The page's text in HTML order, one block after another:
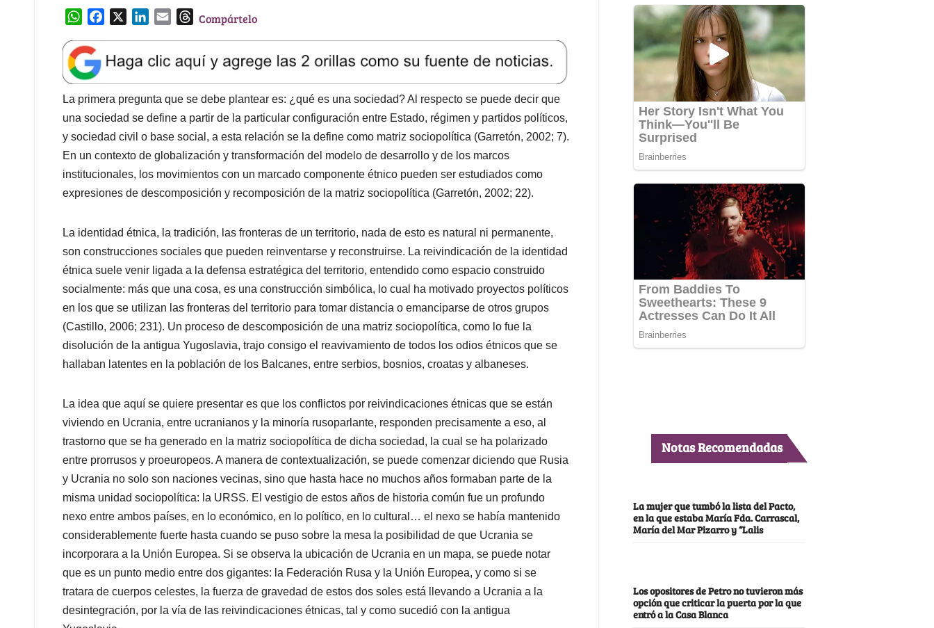
W
a
t
s
A
p
p
e
b
o
o
k
k
e
d
I
n
l
T
e
a
d
s
Compártelo
La primera pregunta que se debe plantear es: ¿qué es una sociedad? Al respecto se puede decir que
una sociedad se define a partir de la particular configuración entre Estado, régimen y partidos políticos,
y sociedad civil o base social, a esta relación se la define como matriz sociopolítica (Garretón, 2002; 7).
En un contexto de globalización y transformación del modelo de desarrollo y de los marcos
institucionales, los movimientos con un marcado componente étnico pueden ser estudiados como
expresiones de descomposición y recomposición de la matriz sociopolítica (Garretón, 2002; 22).
La identidad étnica, la tradición, las fronteras de un territorio, nada de esto es natural ni permanente,
son construcciones sociales que pueden reinventarse y reconstruirse. La reivindicación de la identidad
étnica suele venir ligada a la defensa estratégica del territorio, entendido como espacio construido
socialmente: más que una cosa, es una construcción simbólica, lo cual ha motivado proyectos políticos
en los que se utilizan las fronteras del territorio para tomar distancia o emanciparse de otros grupos
(Castillo, 2006; 231). Un proceso de descomposición de una matriz sociopolítica, como lo fue la
disolución de la antigua Yugoslavia, trajo consigo el reavivamiento de todos los odios étnicos que se
hallaban latentes en la población de los Balcanes, entre serbios, bosnios, croatas y albaneses.
La idea que aquí se quiere presentar es que los conflictos por reivindicaciones étnicas que se están
viviendo en Ucrania, entre ucranianos y la minoría rusoparlante, responden precisamente a eso, al
trastorno que se ha generado en la matriz sociopolítica de dicha sociedad, la cual se ha polarizado
entre prorrusos y proeuropeos. A manera de contextualización, se puede comenzar diciendo que Rusia
y Ucrania no solo son naciones vecinas, sino que hasta hace no muchos años formaban parte de la
misma unidad sociopolítica: la URSS. El vestigio de estos años de historia común fue un profundo
nexo entre ambos países, en lo económico, en lo político, en lo cultural… el nexo se había mantenido
considerablemente fuerte hasta cuando se puso sobre la mesa la posibilidad de que Ucrania se
incorporara a la Unión Europea. Si se observa la ubicación de Ucrania en un mapa, se puede notar
que es un punto medio entre dos gigantes: la Federación Rusa y la Unión Europea, y como si se
tratara de cuerpos celestes, la fuerza de gravedad de estos dos soles está llevando a Ucrania a la
desintegración, por la vía de las reivindicaciones étnicas, tal y como sucedió con la antigua
Notas Recomendadas
La mujer que tumbó la lista del Pacto,
en la que estaba María Fda. Carrascal,
María del Mar Pizarro y “Lalis
Los opositores de Petro no tuvieron más
opción que criticar la puerta por la que
entró a la Casa Blanca